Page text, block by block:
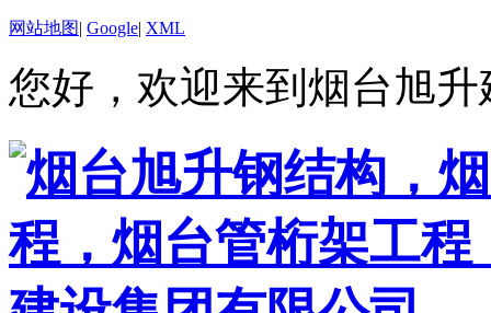
网站地图| Google| XML
您好，欢迎来到烟台旭